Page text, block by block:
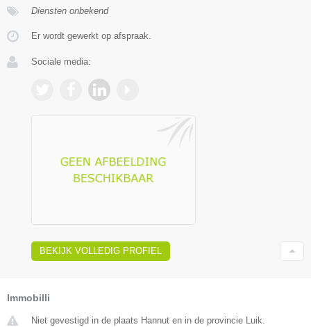
Diensten onbekend
Er wordt gewerkt op afspraak.
Sociale media:
BEKIJK VOLLEDIG PROFIEL
Immobilli
Niet gevestigd in de plaats Hannut en in de provincie Luik.